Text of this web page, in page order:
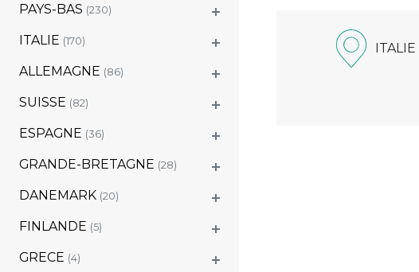
PAYS-BAS (230)
ITALIE (170)
ALLEMAGNE (86)
SUISSE (82)
ESPAGNE (36)
GRANDE-BRETAGNE (28)
DANEMARK (20)
FINLANDE (5)
GRECE (4)